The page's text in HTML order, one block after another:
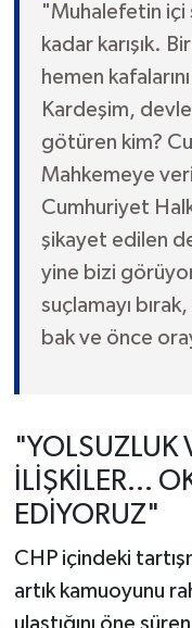
"Muhalefetin içi
kadar karışık.
hemen
Kardeşim,
götüren kim?
Mahkemeye
Cumhuriyet
şikayet edilen
yine bizi
suçlamayı
bak ve önce
"YOLSUZLUK
İLİŞKİLER...
EDİYORUZ"
CHP içindeki
artık kamuoyunu
ulaştığını öne